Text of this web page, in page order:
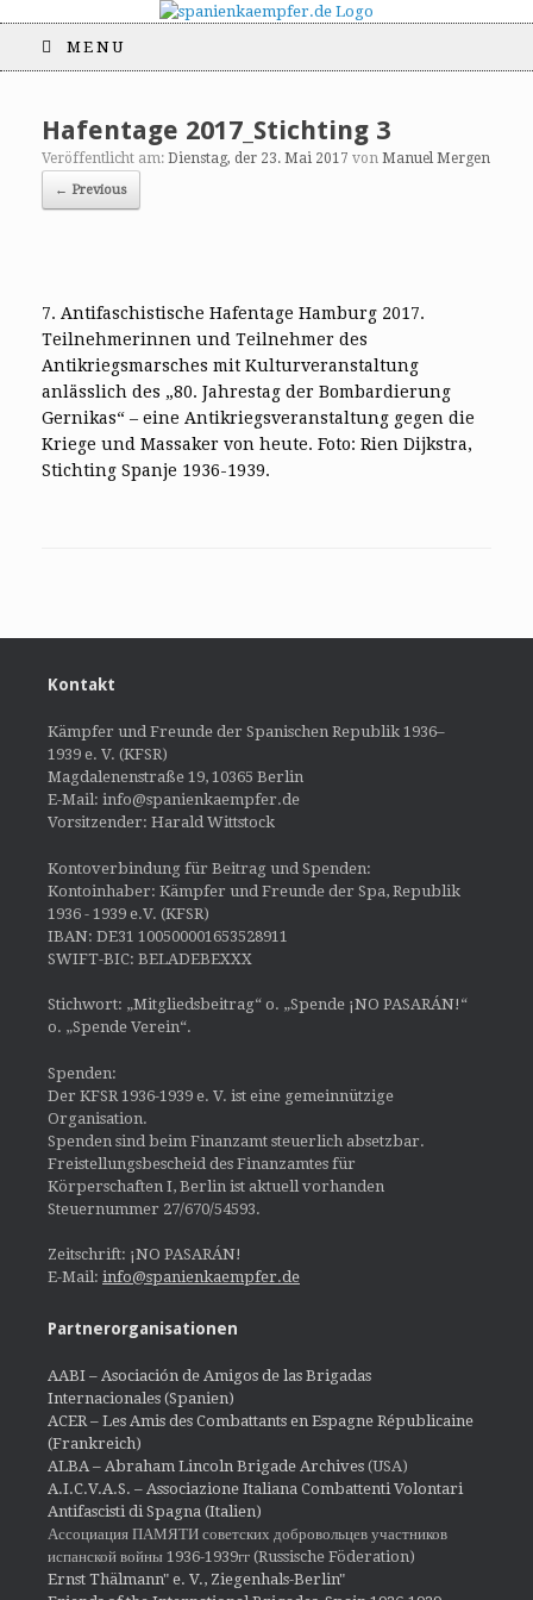
MENU
Hafentage 2017_Stichting 3
Veröffentlicht am: Dienstag, der 23. Mai 2017 von Manuel Mergen
← Previous
7. Antifaschistische Hafentage Hamburg 2017.
Teilnehmerinnen und Teilnehmer des
Antikriegsmarsches mit Kulturveranstaltung
anlässlich des „80. Jahrestag der Bombardierung
Gernikas“ – eine Antikriegsveranstaltung gegen die
Kriege und Massaker von heute. Foto: Rien Dijkstra,
Stichting Spanje 1936-1939.
Kontakt
Kämpfer und Freunde der Spanischen Republik 1936–
1939 e. V. (KFSR)
Magdalenenstraße 19, 10365 Berlin
E-Mail: info@spanienkaempfer.de
Vorsitzender: Harald Wittstock
Kontoverbindung für Beitrag und Spenden:
Kontoinhaber: Kämpfer und Freunde der Spa, Republik
1936 - 1939 e.V. (KFSR)
IBAN: DE31 100500001653528911
SWIFT-BIC: BELADEBEXXX
Stichwort: „Mitgliedsbeitrag“ o. „Spende ¡NO PASARÁN!“
o. „Spende Verein“.
Spenden:
Der KFSR 1936-1939 e. V. ist eine gemeinnützige
Organisation.
Spenden sind beim Finanzamt steuerlich absetzbar.
Freistellungsbescheid des Finanzamtes für
Körperschaften I, Berlin ist aktuell vorhanden
Steuernummer 27/670/54593.
Zeitschrift: ¡NO PASARÁN!
E-Mail: info@spanienkaempfer.de
Partnerorganisationen
AABI – Asociación de Amigos de las Brigadas
Internacionales (Spanien)
ACER – Les Amis des Combattants en Espagne Républicaine
(Frankreich)
ALBA – Abraham Lincoln Brigade Archives (USA)
A.I.C.V.A.S. – Associazione Italiana Combattenti Volontari
Antifascisti di Spagna (Italien)
Ассоциация ПАМЯТИ советских добровольцев участников
испанской войны 1936-1939гг (Russische Föderation)
Ernst Thälmann" e. V., Ziegenhals-Berlin"